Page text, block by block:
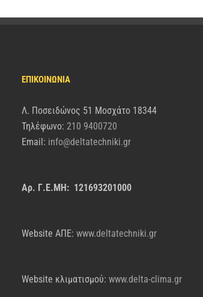
ΕΠΙΚΟΙΝΩΝΙΑ
Λ. Ποσειδώνος 51 Μοσχάτο 18344
Τηλέφωνο: 210 9400720
Email: info@deltatechniki.gr
Αρ. Γ.Ε.ΜΗ: 121693201000
Website AΠΕ: www.deltatechniki.gr
Website κλιματισμού: www.delta-clima.gr